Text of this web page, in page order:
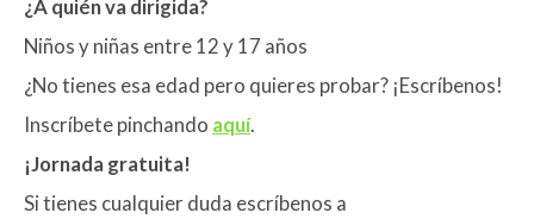
¿A quién va dirigida?
Niños y niñas entre 12 y 17 años
¿No tienes esa edad pero quieres probar? ¡Escríbenos!
Inscríbete pinchando aquí.
¡Jornada gratuita!
Si tienes cualquier duda escríbenos a